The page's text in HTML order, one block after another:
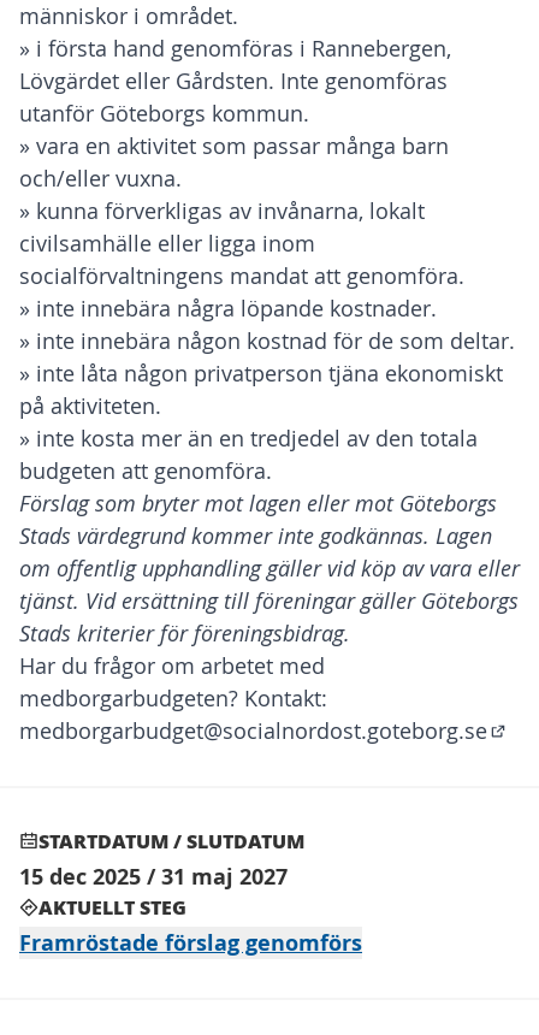
människor i området.
» i första hand genomföras i Rannebergen,
Lövgärdet eller Gårdsten. Inte genomföras
utanför Göteborgs kommun.
» vara en aktivitet som passar många barn
och/eller vuxna.
» kunna förverkligas av invånarna, lokalt
civilsamhälle eller ligga inom
socialförvaltningens mandat att genomföra.
» inte innebära några löpande kostnader.
» inte innebära någon kostnad för de som deltar.
» inte låta någon privatperson tjäna ekonomiskt
på aktiviteten.
» inte kosta mer än en tredjedel av den totala
budgeten att genomföra.
Förslag som bryter mot lagen eller mot Göteborgs
Stads värdegrund kommer inte godkännas. Lagen
om offentlig upphandling gäller vid köp av vara eller
tjänst. Vid ersättning till föreningar gäller Göteborgs
Stads kriterier för föreningsbidrag.
Har du frågor om arbetet med
medborgarbudgeten? Kontakt:
medborgarbudget@socialnordost.goteborg.se
STARTDATUM / SLUTDATUM
15 dec 2025 / 31 maj 2027
AKTUELLT STEG
Framröstade förslag genomförs